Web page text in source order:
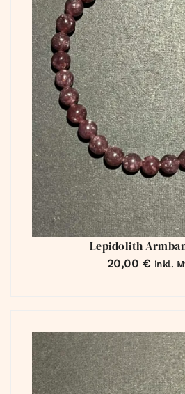
Lepidolith
20,00 € inkl.